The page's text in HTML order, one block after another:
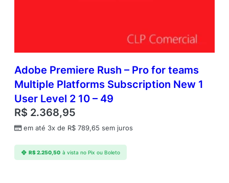
Adobe Premiere Rush – Pro for teams
Multiple Platforms Subscription New 1
User Level 2 10 – 49
R$ 2.368,95
em até 3x de R$ 789,65 sem juros
R$2.250,50 à vista no Pix ou Boleto